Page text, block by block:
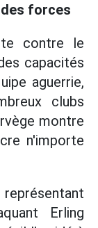
forces
contre le
capacités
aguerrie,
clubs
montre
n'importe
Erling